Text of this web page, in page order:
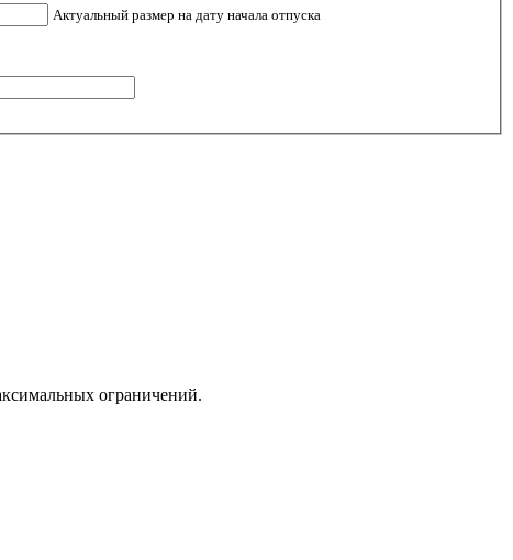
Актуальный размер на дату начала отпуска
ограничений.